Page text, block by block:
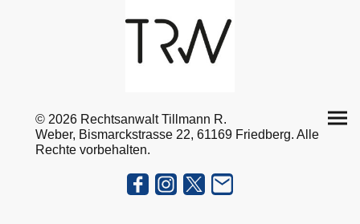
© 2026 Rechtsanwalt Tillmann R.
Weber, Bismarckstrasse 22, 61169 Friedberg. Alle
Rechte vorbehalten.